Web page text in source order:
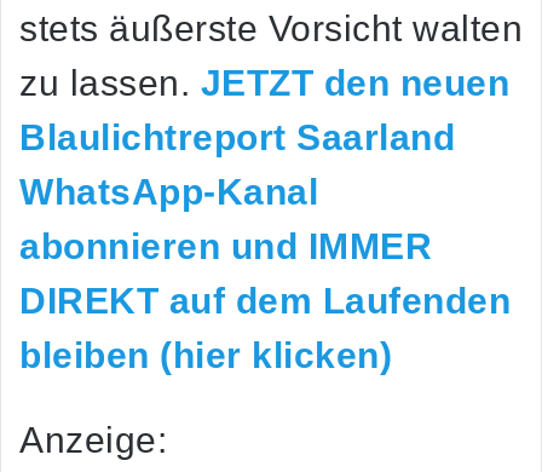
stets äußerste Vorsicht walten
zu lassen. JETZT den neuen
Blaulichtreport Saarland
WhatsApp-Kanal
abonnieren und IMMER
DIREKT auf dem Laufenden
bleiben (hier klicken)
Anzeige: